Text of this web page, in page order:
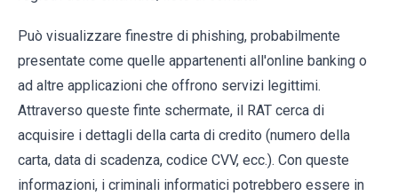
Può visualizzare finestre di phishing, probabilmente
presentate come quelle appartenenti all'online banking o
ad altre applicazioni che offrono servizi legittimi.
Attraverso queste finte schermate, il RAT cerca di
acquisire i dettagli della carta di credito (numero della
carta, data di scadenza, codice CVV, ecc.). Con queste
informazioni, i criminali informatici potrebbero essere in